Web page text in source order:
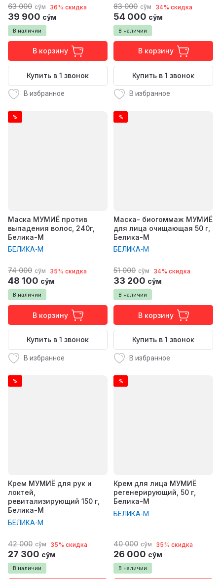
В наличии
63 000 сўм 36% скидка
39 900 сўм
В корзину
Купить в 1 звонок
В избранное
В наличии
83 000 сўм 34% скидка
54 000 сўм
В корзину
Купить в 1 звонок
В избранное
%
Маска МУМИЁ против
выпадения волос, 240г,
Белика-М
БЕЛИКА-М
В наличии
74 000 сўм 35% скидка
48 100 сўм
В корзину
Купить в 1 звонок
В избранное
%
Маска- биогоммаж МУМИЁ
для лица очищающая 50 г,
Белика-М
БЕЛИКА-М
В наличии
51 000 сўм 34% скидка
33 200 сўм
В корзину
Купить в 1 звонок
В избранное
%
Крем МУМИЁ для рук и
локтей,
ревитализирующий 150 г,
Белика-М
БЕЛИКА-М
В наличии
42 000 сўм 35% скидка
27 300 сўм
%
Крем для лица МУМИЁ
регенерирующий, 50 г,
Белика-М
БЕЛИКА-М
В наличии
40 000 сўм 35% скидка
26 000 сўм